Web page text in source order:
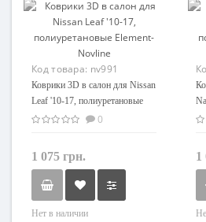
Код товара: nv991
Коврики 3D в салон для Nissan
Leaf '10-17, полиуретановые
Element-Novline0
1 075 грн.
Нет в наличии
1